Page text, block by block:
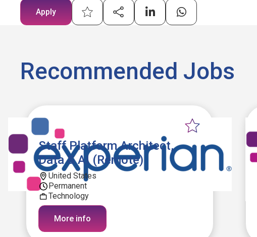
Apply
Recommended Jobs
Staff Platform Architect,
Data & AI (Remote)
United States
Permanent
Technology
More info